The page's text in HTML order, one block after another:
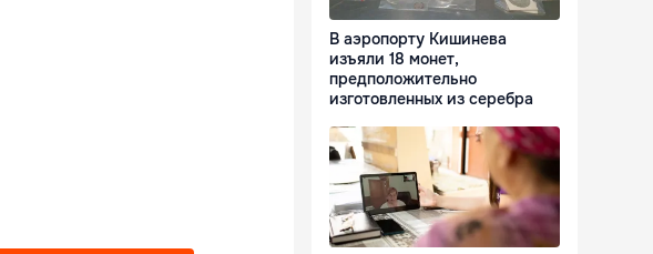
В аэропорту Кишинева
изъяли 18 монет,
предположительно
изготовленных из серебра